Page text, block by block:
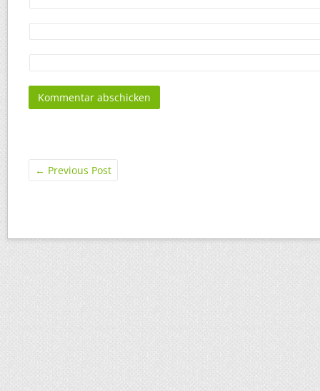
← Previous Post